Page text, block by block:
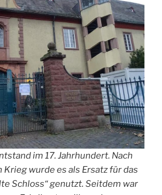
im 17. Jahrhundert. Nach
wurde es als Ersatz für das
Schloss“ genutzt. Seitdem war